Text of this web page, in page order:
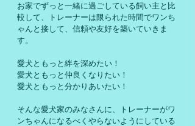
お家でずっと一緒に過ごしている飼い主と比
較して、トレーナーは限られた時間でワンち
ゃんと接して、信頼や友好を築いていきま
す。
愛犬ともっと絆を深めたい！
愛犬ともっと仲良くなりたい！
愛犬ともっと分かりあいたい！
そんな愛犬家のみなさんに、トレーナーがワ
ンちゃんになるべくやらないようにしている